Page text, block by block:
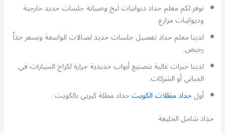
نوفر لكم معلم حداد ديوانيات لبخ وصيانة جلسات حديد خارجية
وديوانيات مزارع.
لدينا معلم حداد تفصيل جلسات حديد لصالات الواسعة وبسعر جداُ
رخيص.
لدينا خبرات عالية بتصنيع أبواب حديدية جرارة لكراج السيارات في
المباني أو الشركات.
أولحداد مظلات الكويتحداد مظلة كيربي بالكويت .
حداد شامل الجليعة